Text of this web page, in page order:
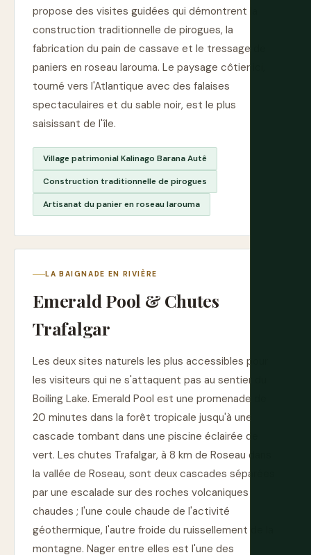
propose des visites guidées qui démontrent la
construction traditionnelle de pirogues, la
fabrication du pain de cassave et le tressage de
paniers en roseau larouma. Le paysage côtier ici,
tourné vers l'Atlantique avec des falaises
spectaculaires et du sable noir, est le plus
saisissant de l'île.
Village patrimonial Kalinago Barana Autê
Construction traditionnelle de pirogues
Artisanat du panier en roseau larouma
LA BAIGNADE EN RIVIÈRE
Emerald Pool & Chutes
Trafalgar
Les deux sites naturels les plus accessibles pour
les visiteurs qui ne s'attaquent pas au sentier du
Boiling Lake. Emerald Pool est une promenade de
20 minutes dans la forêt tropicale jusqu'à une
cascade tombant dans une piscine éclairée de
vert. Les chutes Trafalgar, à 8 km de Roseau dans
la vallée de Roseau, sont deux cascades séparées
par une escalade sur des roches volcaniques
chaudes ; l'une coule chaude de l'activité
géothermique, l'autre froide du ruissellement de la
montagne. Nager entre elles est l'une des